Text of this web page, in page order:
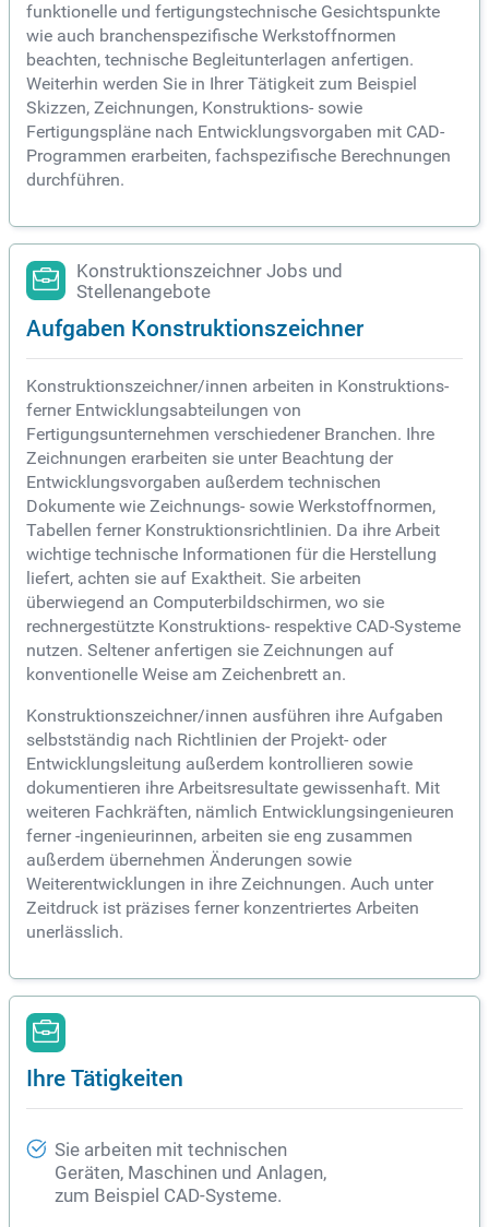
funktionelle und fertigungstechnische Gesichtspunkte
wie auch branchenspezifische Werkstoffnormen
beachten, technische Begleitunterlagen anfertigen.
Weiterhin werden Sie in Ihrer Tätigkeit zum Beispiel
Skizzen, Zeichnungen, Konstruktions- sowie
Fertigungspläne nach Entwicklungsvorgaben mit CAD-
Programmen erarbeiten, fachspezifische Berechnungen
durchführen.
Konstruktionszeichner Jobs und
Stellenangebote
Aufgaben Konstruktionszeichner
Konstruktionszeichner/innen arbeiten in Konstruktions-
ferner Entwicklungsabteilungen von
Fertigungsunternehmen verschiedener Branchen. Ihre
Zeichnungen erarbeiten sie unter Beachtung der
Entwicklungsvorgaben außerdem technischen
Dokumente wie Zeichnungs- sowie Werkstoffnormen,
Tabellen ferner Konstruktionsrichtlinien. Da ihre Arbeit
wichtige technische Informationen für die Herstellung
liefert, achten sie auf Exaktheit. Sie arbeiten
überwiegend an Computerbildschirmen, wo sie
rechnergestützte Konstruktions- respektive CAD-Systeme
nutzen. Seltener anfertigen sie Zeichnungen auf
konventionelle Weise am Zeichenbrett an.
Konstruktionszeichner/innen ausführen ihre Aufgaben
selbstständig nach Richtlinien der Projekt- oder
Entwicklungsleitung außerdem kontrollieren sowie
dokumentieren ihre Arbeitsresultate gewissenhaft. Mit
weiteren Fachkräften, nämlich Entwicklungsingenieuren
ferner -ingenieurinnen, arbeiten sie eng zusammen
außerdem übernehmen Änderungen sowie
Weiterentwicklungen in ihre Zeichnungen. Auch unter
Zeitdruck ist präzises ferner konzentriertes Arbeiten
unerlässlich.
Ihre Tätigkeiten
Sie arbeiten mit technischen
Geräten, Maschinen und Anlagen,
zum Beispiel CAD-Systeme.